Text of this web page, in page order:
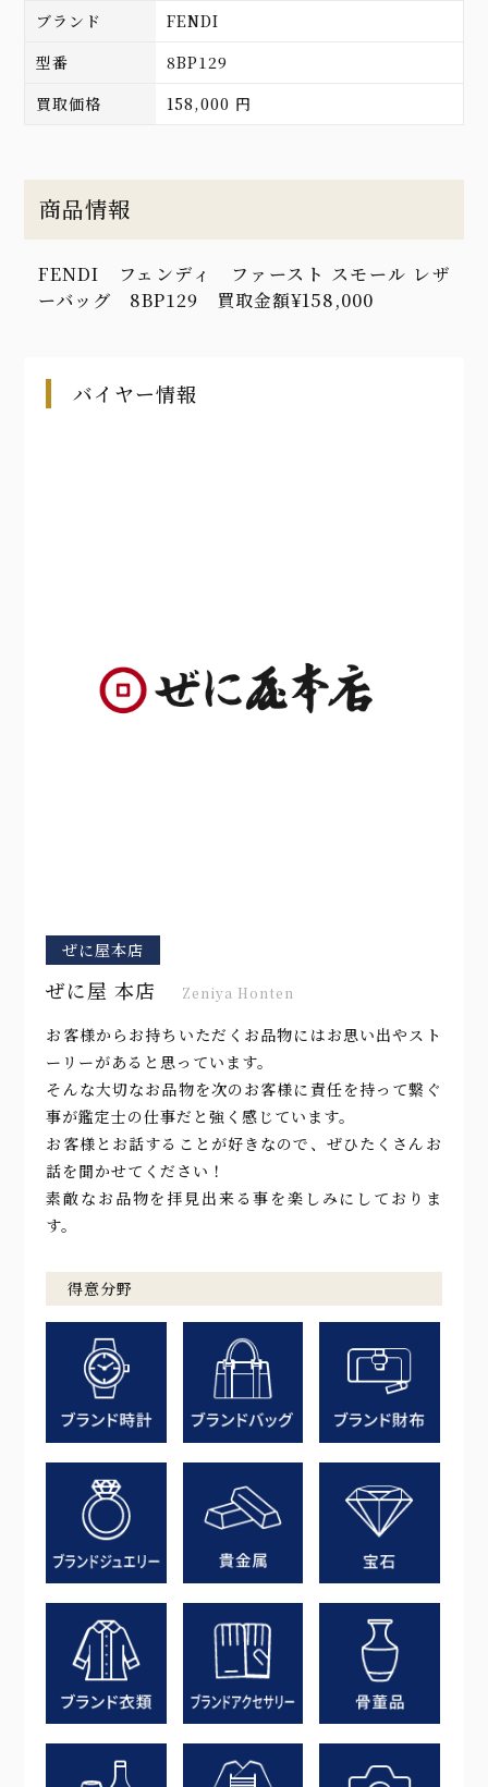
ブランド
FENDI
型番
8BP129
買取価格
158,000 円
商品情報
FENDI フェンディ ファースト スモール レザ
ーバッグ 8BP129 買取金額¥158,000
バイヤー情報
ぜに屋本店
ぜに屋 本店 Zeniya Honten
お客様からお持ちいただくお品物にはお思い出やスト
ーリーがあると思っています。
そんな大切なお品物を次のお客様に責任を持って繋ぐ
事が鑑定士の仕事だと強く感じています。
お客様とお話することが好きなので、ぜひたくさんお
話を聞かせてください！
素敵なお品物を拝見出来る事を楽しみにしておりま
す。
得意分野